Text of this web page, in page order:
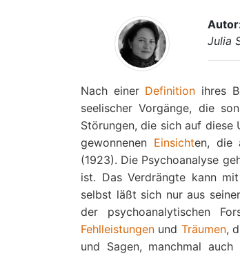
Julia
Nach einer Definition ihres
seelischer Vorgänge, die
Störungen, die sich auf diese
gewonnenen Einsichten, die
(1923). Die Psychoanalyse
ist. Das Verdrängte kann
selbst läßt sich nur aus
der psychoanalytischen
Fehlleistungen und Träumen,
und Sagen, manchmal auch